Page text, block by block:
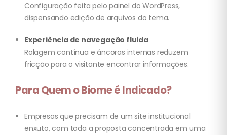
Configuração feita pelo painel do WordPress,
dispensando edição de arquivos do tema.
Experiência de navegação fluida
Rolagem contínua e âncoras internas reduzem
fricção para o visitante encontrar informações.
Para Quem o Biome é Indicado?
Empresas que precisam de um site institucional
enxuto, com toda a proposta concentrada em uma